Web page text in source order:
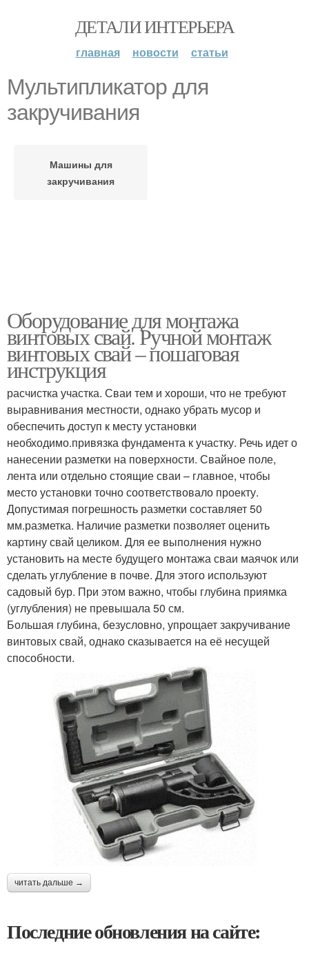
ДЕТАЛИ ИНТЕРЬЕРА
главная новости статьи
Мультипликатор для
закручивания
Машины для
закручивания
Оборудование для монтажа
винтовых свай. Ручной монтаж
винтовых свай – пошаговая
инструкция
расчистка участка. Сваи тем и хороши, что не требуют
выравнивания местности, однако убрать мусор и
обеспечить доступ к месту установки
необходимо.привязка фундамента к участку. Речь идет о
нанесении разметки на поверхности. Свайное поле,
лента или отдельно стоящие сваи – главное, чтобы
место установки точно соответствовало проекту.
Допустимая погрешность разметки составляет 50
мм.разметка. Наличие разметки позволяет оценить
картину свай целиком. Для ее выполнения нужно
установить на месте будущего монтажа сваи маячок или
сделать углубление в почве. Для этого используют
садовый бур. При этом важно, чтобы глубина приямка
(углубления) не превышала 50 см.
Большая глубина, безусловно, упрощает закручивание
винтовых свай, однако сказывается на её несущей
способности.
читать дальше →
Последние обновления на сайте: